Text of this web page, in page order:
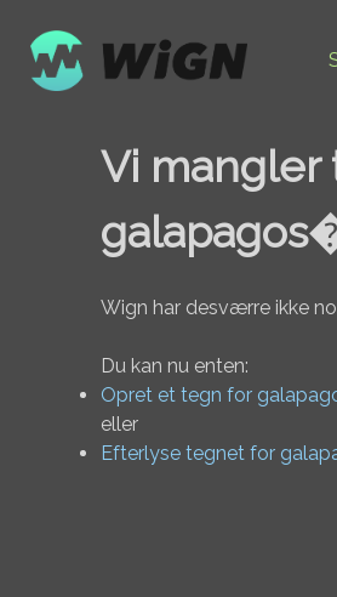
Vi mangler
Wign har desværre ikke
Du kan nu enten:
Opret et tegn for
eller
Efterlyse tegnet for